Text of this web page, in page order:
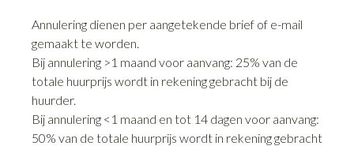
Annulering dienen per aangetekende brief of e-mail
gemaakt te worden.
Bij annulering >1 maand voor aanvang: 25% van de
totale huurprijs wordt in rekening gebracht bij de
huurder.
Bij annulering <1 maand en tot 14 dagen voor aanvang:
50% van de totale huurprijs wordt in rekening gebracht